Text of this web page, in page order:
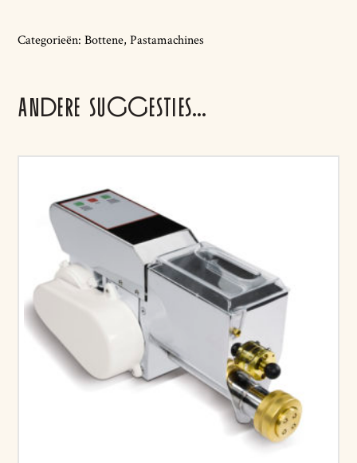
Categorieën:Bottene,Pastamachines
ANDERE SUGGESTIES…